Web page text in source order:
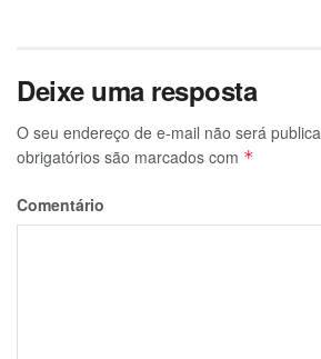
Deixe uma resposta
O seu endereço de e-mail não será
obrigatórios são marcados com *
Comentário